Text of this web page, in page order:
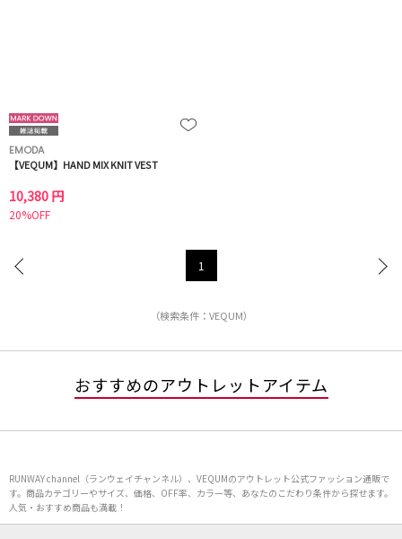
EMODA
【VEQUM】HAND MIX KNIT VEST
10,380 円
20%OFF
1
（検索条件：VEQUM）
おすすめのアウトレットアイテム
RUNWAY channel（ランウェイチャンネル）、VEQUMのアウトレット公式ファッション通販で
す。商品カテゴリーやサイズ、価格、OFF率、カラー等、あなたのこだわり条件から探せます。
人気・おすすめ商品も満載！